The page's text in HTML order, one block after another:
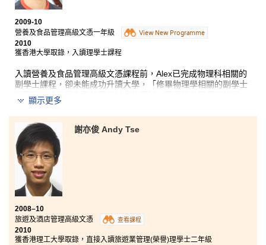
課程範圍方面，商業學高級文憑
可，獲多份考卷豁免，畢業後，我只需要報考更高程度的考卷，
可更快取得專業的會計師資格，節省了很多時間。另外，講師均
為專業人士，具會計師、律師等不同專業範疇的資歷。他們具有
理論變得容易理解。講師們亦極具耐性，對於同學課後的提問，
解答得十分清楚詳細。
過往三年，最難忘是擔任第二屆學生會副會長，學到很多書本以
外的soft skills，包括與人相處、危機處理及籌辦不同類型活動
等。作為學生會副會長，需要為同學謀福利；對內則向校方反映
同學的意見，對外則向不同機構或公司爭取各種贊助或折扣。過
程中，雖然困難重重，但都是難忘的回憶。
2009-10
營養及食品管理高級文憑一年級
View New Programme
2010
獲香港大學取錄，入讀理學士課程
入讀營養及食品管理高級文憑課程前，Alex已完成物理科相關的
副學士課程，卻未能成功升讀大學，「修畢物理學相關的副學士
課程後，才發覺自己的興趣並非物理科，而是營養學相關的課
程，和家人商討後，決定堅持向自己的興趣和理想努力，報讀這
個課程。而我亦堅持努力學習，終於一圓所願，入讀香港大
學。」
他認為課程內容十分豐富，而且學習模式生動，即使是較沉悶的
理論，也可以有很多實踐機會。「其中一科需要我們分組，根據
自訂的主題設計餐單及菜式，並要親自烹調，大家互相試食評
分。而我們設計的餐單更會在書院展覽，由同學向各嘉賓講解。
過程雖然辛苦但十分有趣，也令將我們所學的理論和知識融會貫
顯示更多
謝亦俊 Andy Tse
2008–10
旅遊及酒店管理高級文憑
查看課程
2010
獲香港理工大學取錄，直接入讀旅遊業管理(榮譽)理學士二年級